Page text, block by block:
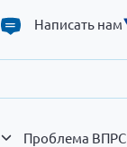
Написать нам
Проблема ВПРС